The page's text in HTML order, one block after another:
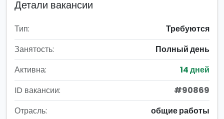
Детали вакансии
Тип:
Требуются
Занятость:
Полный день
Активна:
14 дней
ID вакансии:
#90869
Отрасль:
общие работы